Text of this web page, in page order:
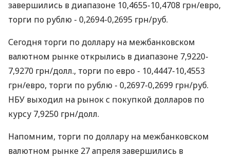
завершились в диапазоне 10,4655-10,4708 грн/евро,
торги по рублю - 0,2694-0,2695 грн/руб.
Сегодня торги по доллару на межбанковском
валютном рынке открылись в диапазоне 7,9220-
7,9270 грн/долл., торги по евро - 10,4447-10,4553
грн/евро, торги по рублю - 0,2697-0,2699 грн/руб.
НБУ выходил на рынок с покупкой долларов по
курсу 7,9250 грн/долл.
Напомним, торги по доллару на межбанковском
валютном рынке 27 апреля завершились в